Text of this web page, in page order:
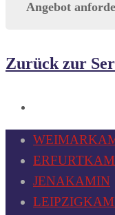
Angebot
Zurück zur
JENAKAMIN